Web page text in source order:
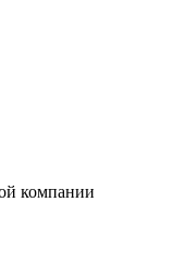
компании